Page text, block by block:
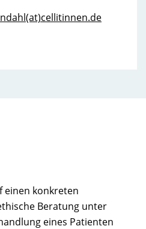
einen konkreten
Beratung unter
eines Patienten